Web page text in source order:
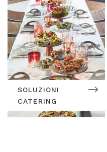
SOLUZIONI
CATERING